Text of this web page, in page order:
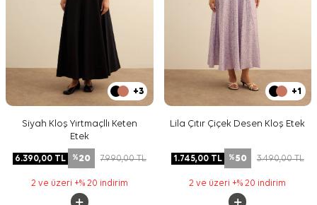
+3
Siyah Kloş Yırtmaçllı Keten
Etek
6.390,00TL %20 7.990,00TL
2 ve üzeri +% 20 indirim
+1
Lila Çıtır Çiçek Desen Kloş Etek
1.745,00TL %50 3.490,00TL
2 ve üzeri +% 20 indirim